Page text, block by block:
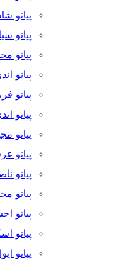
پیانو
پیانو
پیانو
پیانو
پیانو
پیانو
پیانو
پیانو
پیانو
پیانو
پیانو
پیانو
پیانو